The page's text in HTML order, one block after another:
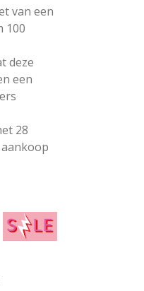
van een
100
deze
een
28